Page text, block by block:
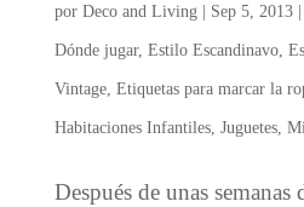
por Deco and Living| Sep 5, 2013|
Dónde jugar, Estilo Escandinavo,
Vintage, Etiquetas para marcar la
Habitaciones Infantiles, Juguetes,
Después de unas semanas